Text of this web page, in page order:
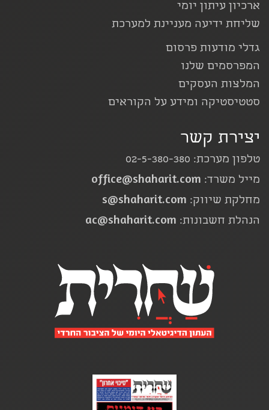
ארכיון עיתון יומי
שליחת ידיעה מעניינת למערכת
גדלי מודעות פרסום
המפרסמים שלנו
המלצות העסקים
סטטיסטיקה ומידע על הקוראים
יצירת קשר
טלפון מערכת: 02-5-380-380
מייל משרד: office@shaharit.com
מחלקת שיווק: s@shaharit.com
הנהלת חשבונות: ac@shaharit.com